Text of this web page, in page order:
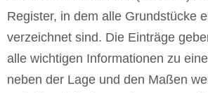
Register, in dem alle Grundstücke
verzeichnet sind. Die Einträge
alle wichtigen Informationen zu
neben der Lage und den Maßen